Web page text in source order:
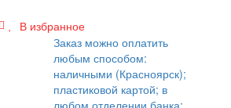
В избранное
Заказ можно оплатить
любым способом:
наличными (Красноярск);
пластиковой картой; в
любом отделении банка;